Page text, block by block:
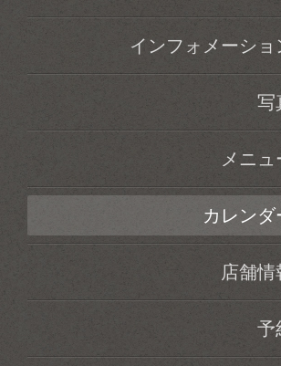
インフォメーショ
写
メニュ
カレンダ
店舗情
予